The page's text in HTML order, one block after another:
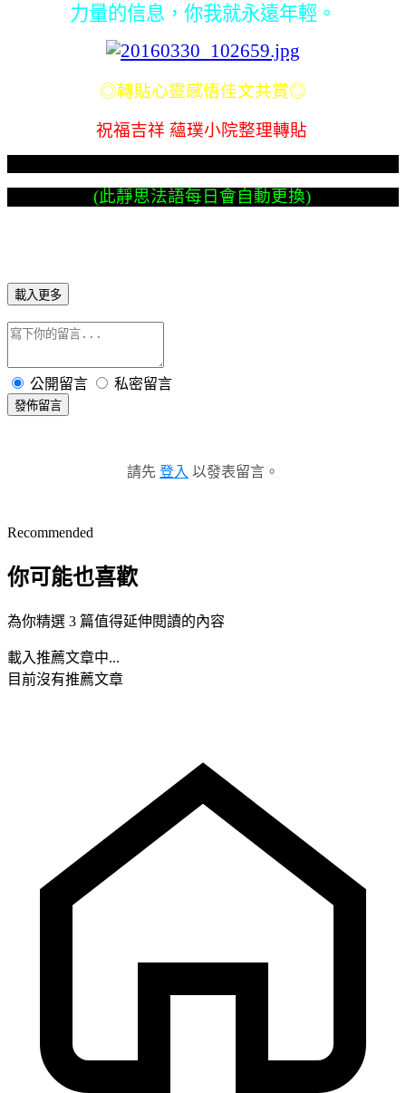
力量的信息，你我就永遠年輕。
◎轉貼心靈感悟佳文共賞◎
祝福吉祥 蘊璞小院整理轉貼
(此靜思法語每日會自動更換)
載入更多
公開留言 私密留言
發佈留言
請先 登入 以發表留言。
Recommended
你可能也喜歡
為你精選 3 篇值得延伸閱讀的內容
載入推薦文章中...
目前沒有推薦文章